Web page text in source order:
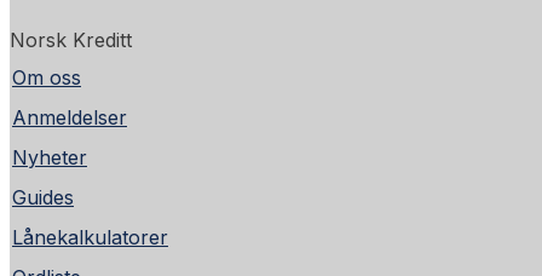
Norsk Kreditt
Om oss
Anmeldelser
Nyheter
Guides
Lånekalkulatorer